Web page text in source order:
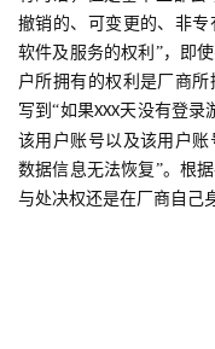
原
创
游
戏
业
界
撤销的、可变更的、非
软件及服务的权利”，即
户所拥有的权利是厂商
写到“如果XXX天没有登录
该用户账号以及该用户
数据信息无法恢复”。根
与处决权还是在厂商自己